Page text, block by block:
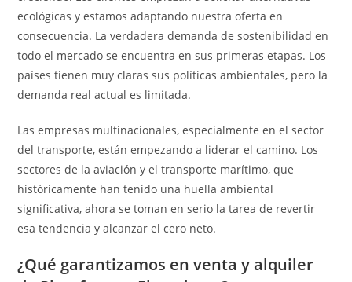
ecológicas y estamos adaptando nuestra oferta en
consecuencia. La verdadera demanda de sostenibilidad en
todo el mercado se encuentra en sus primeras etapas. Los
países tienen muy claras sus políticas ambientales, pero la
demanda real actual es limitada.
Las empresas multinacionales, especialmente en el sector
del transporte, están empezando a liderar el camino. Los
sectores de la aviación y el transporte marítimo, que
históricamente han tenido una huella ambiental
significativa, ahora se toman en serio la tarea de revertir
esa tendencia y alcanzar el cero neto.
¿Qué garantizamos en venta y alquiler